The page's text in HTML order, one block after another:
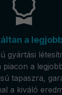
a
gyártási
piacon a
tapaszra,
a kiváló